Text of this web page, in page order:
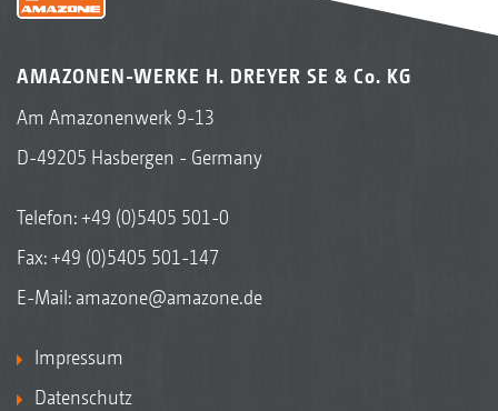
AMAZONEN-WERKE H. DREYER SE & Co. KG
Am Amazonenwerk 9-13
D-49205 Hasbergen - Germany
Telefon:+49 (0)5405 501-0
Fax: +49 (0)5405 501-147
E-Mail: amazone@amazone.de
Impressum
Datenschutz